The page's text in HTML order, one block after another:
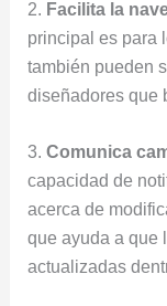
2. Facilita la
principal es para
también pueden
diseñadores que
3. Comunica
capacidad de
acerca de
que ayuda a que
actualizadas